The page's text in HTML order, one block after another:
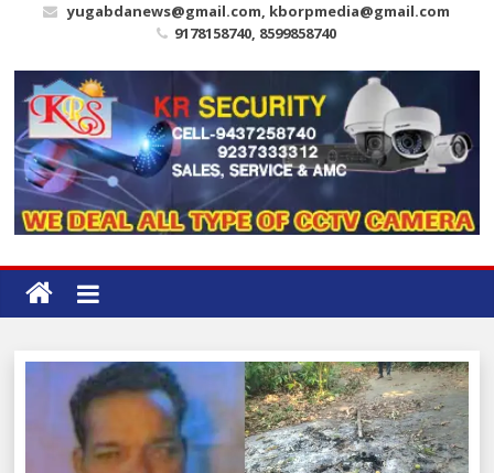
yugabdanews@gmail.com, kborpmedia@gmail.com
9178158740, 8599858740